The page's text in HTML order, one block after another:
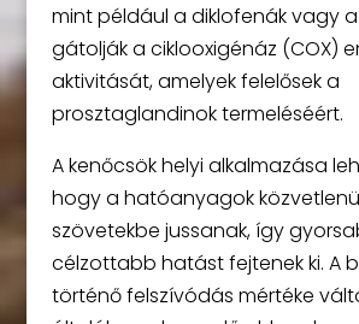
mint például a diklofenák vagy
gátolják a ciklooxigénáz (COX)
aktivitását, amelyek felelősek a
prosztaglandinok termeléséért.
A kenőcsök helyi alkalmazása
hogy a hatóanyagok
szövetekbe jussanak, így
célzottabb hatást fejtenek ki. A
történő felszívódás mértéke